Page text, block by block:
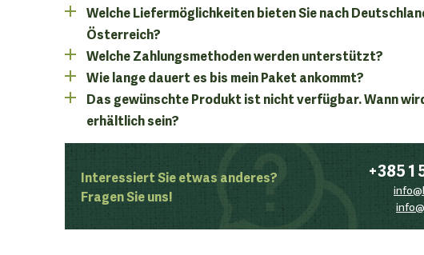
Welche Liefermöglichkeiten bieten Sie nach
Österreich?
Welche Zahlungsmethoden werden unterstützt?
Wie lange dauert es bis mein Paket ankommt?
Das gewünschte Produkt ist nicht verfügbar. Wann
erhältlich sein?
Interessiert Sie etwas anderes?
Fragen Sie uns!
+385 1